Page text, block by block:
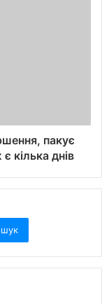
пакує
кілька днів